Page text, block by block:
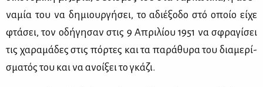
να­μία του να δη­μιουρ­γή­σει, το αδιέ­ξο­δο στό οποίο εί­χε
φτά­σει, τον οδή­γη­σαν στις 9 Απρι­λί­ου 1951 να σφρα­γί­σει
τις χα­ρα­μά­δες στις πόρ­τες και τα πα­ρά­θυ­ρα του δια­με­ρί­
σμα­τός του και να ανοί­ξει το γκά­ζι.